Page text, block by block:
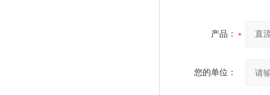
产品：
您的单位：